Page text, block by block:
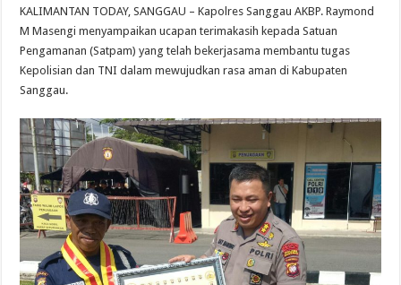
KALIMANTAN TODAY, SANGGAU – Kapolres Sanggau AKBP. Raymond
M Masengi menyampaikan ucapan terimakasih kepada Satuan
Pengamanan (Satpam) yang telah bekerjasama membantu tugas
Kepolisian dan TNI dalam mewujudkan rasa aman di Kabupaten
Sanggau.